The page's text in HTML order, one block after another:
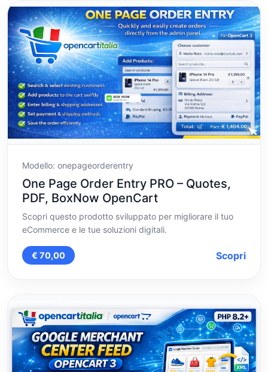
Modello: onepageorderentry
One Page Order Entry PRO – Quotes,
PDF, BoxNow OpenCart
Scopri questo prodotto sviluppato per migliorare il tuo
eCommerce e le tue soluzioni digitali.
€ 70,00 Scopri